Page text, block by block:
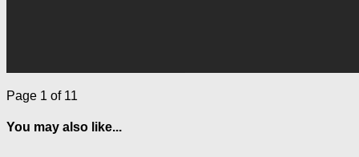
Page 1 of 11
You may also like...